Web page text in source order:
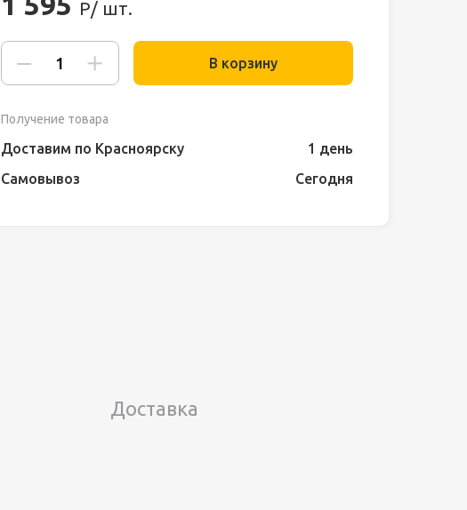
Р/ шт.
В корзину
Получение товара
Доставим по Красноярску
1 день
Самовывоз
Сегодня
Доставка